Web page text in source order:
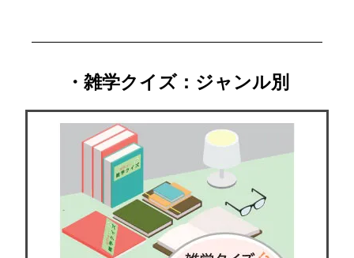
・雑学クイズ：ジャンル別